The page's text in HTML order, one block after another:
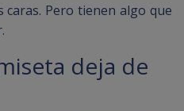
caras. Pero tienen algo que
deja de